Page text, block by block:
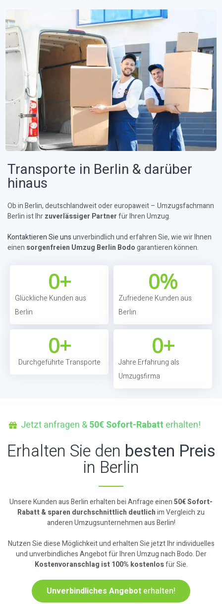
Transporte in Berlin & darüber
hinaus
Ob in Berlin, deutschlandweit oder europaweit – Umzugsfachmann
Berlin ist Ihrzuverlässiger Partnerfür Ihren Umzug.
Kontaktieren Sie unsunverbindlich und erfahren Sie, wie wir Ihnen
einen sorgenfreien Umzug Berlin Bodogarantieren können.
Glückliche Kunden aus
Berlin
0+
Zufriedene Kunden aus
Berlin
0%
Durchgeführte Transporte
0+
Jahre Erfahrung als
Umzugsfirma
0+
Jetzt anfragen &50€ Sofort-Rabatt erhalten!
Erhalten Sie den besten Preis
in Berlin
Unsere Kunden aus Berlin erhalten bei Anfrage einen50€ Sofort-
Rabatt & sparen durchschnittlich deutlichim Vergleich zu
anderen Umzugsunternehmen aus Berlin!
Nutzen Sie diese Möglichkeit und erhalten Sie jetzt Ihr individuelles
und unverbindliches Angebot für Ihren Umzug nach Bodo. Der
Kostenvoranschlag ist 100% kostenlosfür Sie.
Unverbindliches Angebot erhalten!